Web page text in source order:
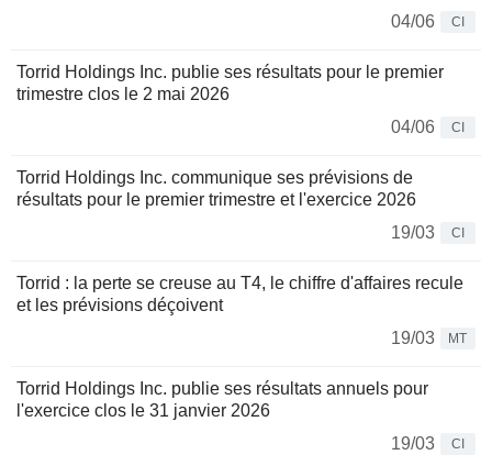
04/06
CI
Torrid Holdings Inc. publie ses résultats pour le premier
trimestre clos le 2 mai 2026
04/06
CI
Torrid Holdings Inc. communique ses prévisions de
résultats pour le premier trimestre et l'exercice 2026
19/03
CI
Torrid : la perte se creuse au T4, le chiffre d'affaires recule
et les prévisions déçoivent
19/03
MT
Torrid Holdings Inc. publie ses résultats annuels pour
l'exercice clos le 31 janvier 2026
19/03
CI